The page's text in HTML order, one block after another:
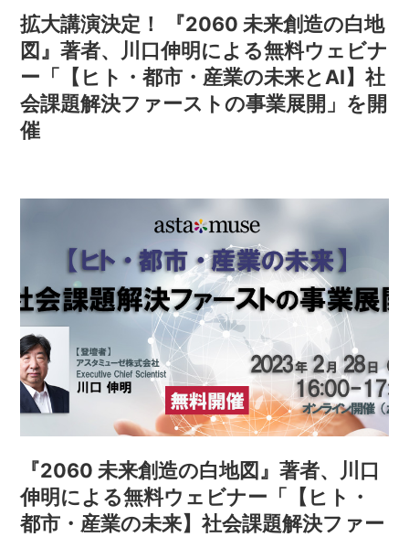
拡大講演決定！ 『2060 未来創造の白地
図』著者、川口伸明による無料ウェビナ
ー「【ヒト・都市・産業の未来とAI】社
会課題解決ファーストの事業展開」を開
催
『2060 未来創造の白地図』著者、川口
伸明による無料ウェビナー「【ヒト・
都市・産業の未来】社会課題解決ファー